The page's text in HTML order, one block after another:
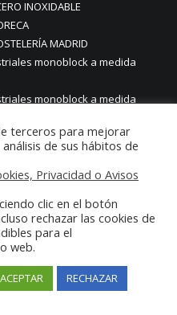
INOXIDABLE
MADRID
monoblock a medida
monoblock a medida
para casas chalets
madrid reformas cocinas
PARA HOGARES
PARA USO EN
LUJO MADRID
PERSONALIZADAS
terceros para mejorar
de sus hábitos de
Privacidad o Avisos
clic en el botón
rechazar las cookies de
para el
web.
ACEPTAR RECHAZAR